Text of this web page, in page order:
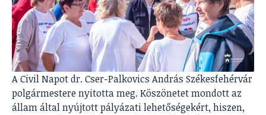
A Civil Napot dr. Cser-Palkovics András Székesfehérvár
polgármestere nyitotta meg. Köszönetet mondott az
állam által nyújtott pályázati lehetőségekért, hiszen,